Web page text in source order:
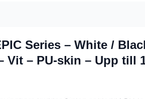
Series – White /
Vit – PU-skin – Upp till